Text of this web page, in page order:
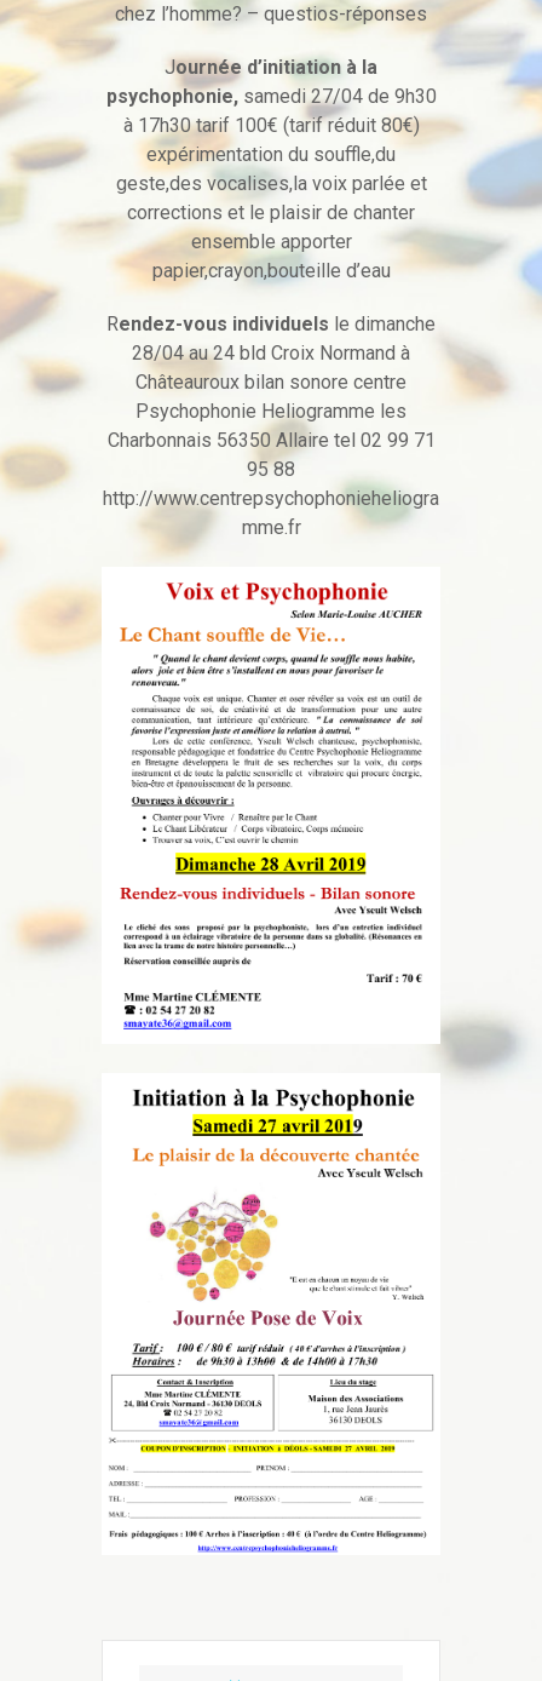
chez l’homme? – questios-réponses
Journée d’initiation à la
psychophonie, samedi 27/04 de 9h30
à 17h30 tarif 100€ (tarif réduit 80€)
expérimentation du souffle,du
geste,des vocalises,la voix parlée et
corrections et le plaisir de chanter
ensemble apporter
papier,crayon,bouteille d’eau
Rendez-vous individuels le dimanche
28/04 au 24 bld Croix Normand à
Châteauroux bilan sonore centre
Psychophonie Heliogramme les
Charbonnais 56350 Allaire tel 02 99 71
95 88
http://www.centrepsychophonieheliogra
mme.fr